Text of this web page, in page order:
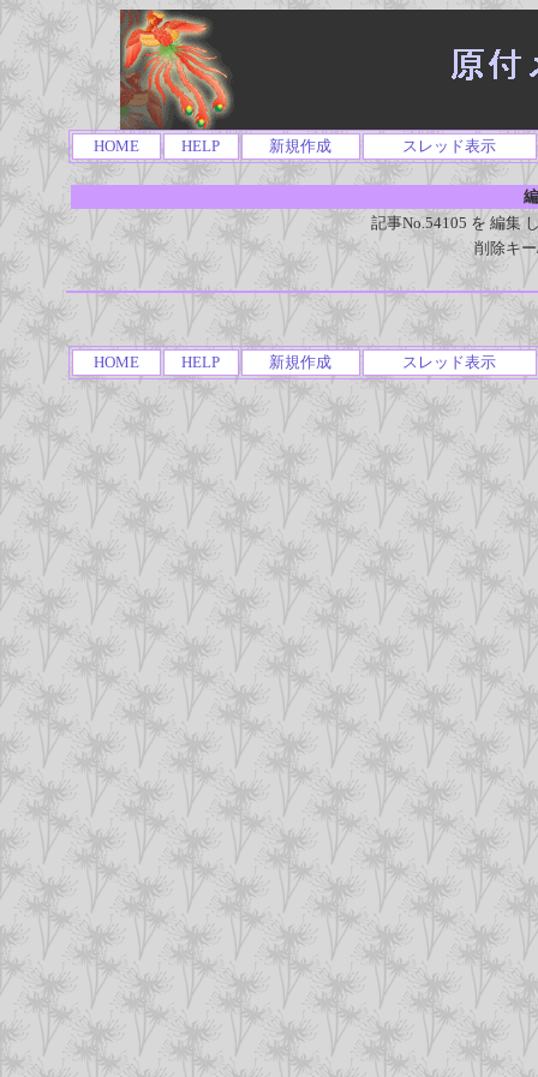
HOME HELP 新規作成 スレッド表示
記事No.54105 を 編集
削除キ
HOME HELP 新規作成 スレッド表示